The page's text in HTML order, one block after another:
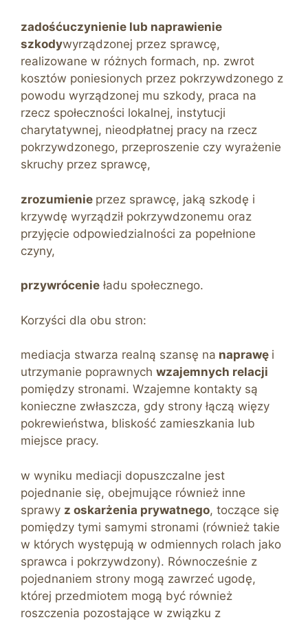
zadośćuczynienie lub naprawienie
szkodywyrządzonej przez sprawcę,
realizowane w różnych formach, np. zwrot
kosztów poniesionych przez pokrzywdzonego z
powodu wyrządzonej mu szkody, praca na
rzecz społeczności lokalnej, instytucji
charytatywnej, nieodpłatnej pracy na rzecz
pokrzywdzonego, przeproszenie czy wyrażenie
skruchy przez sprawcę,
zrozumienie przez sprawcę, jaką szkodę i
krzywdę wyrządził pokrzywdzonemu oraz
przyjęcie odpowiedzialności za popełnione
czyny,
przywrócenie ładu społecznego.
Korzyści dla obu stron:
mediacja stwarza realną szansę na naprawę i
utrzymanie poprawnych wzajemnych relacji
pomiędzy stronami. Wzajemne kontakty są
konieczne zwłaszcza, gdy strony łączą więzy
pokrewieństwa, bliskość zamieszkania lub
miejsce pracy.
w wyniku mediacji dopuszczalne jest
pojednanie się, obejmujące również inne
sprawy z oskarżenia prywatnego, toczące się
pomiędzy tymi samymi stronami (również takie
w których występują w odmiennych rolach jako
sprawca i pokrzywdzony). Równocześnie z
pojednaniem strony mogą zawrzeć ugodę,
której przedmiotem mogą być również
roszczenia pozostające w związku z